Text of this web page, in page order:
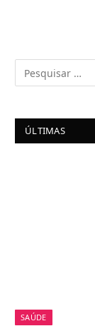
ÚLTIMAS
SAÚDE